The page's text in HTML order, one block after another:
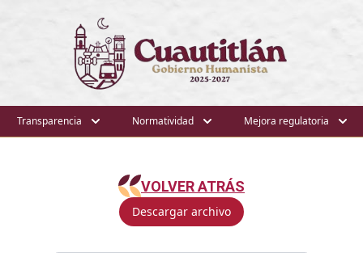
Transparencia Normatividad Mejora regulatoria
VOLVER ATRÁS
Descargar archivo